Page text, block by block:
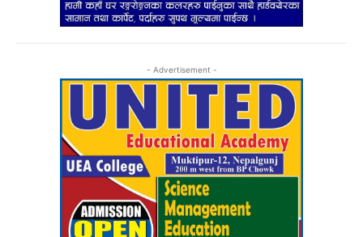
- Advertisement -